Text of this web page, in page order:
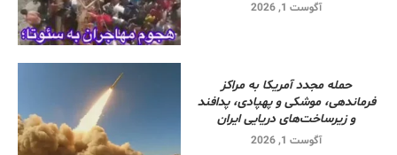
آگوست 1, 2026
حمله مجدد آمریکا به مراکز
فرماندهی، موشکی و پهپادی، پدافند
و زیرساخت‌های دریایی ایران
آگوست 1, 2026